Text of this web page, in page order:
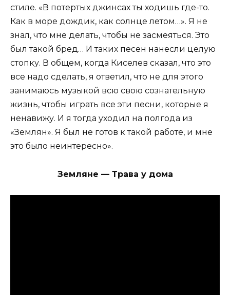
стиле. «В потертых джинсах ты ходишь где-то.
Как в море дождик, как солнце летом…». Я не
знал, что мне делать, чтобы не засмеяться. Это
был такой бред… И таких песен нанесли целую
стопку. В общем, когда Киселев сказал, что это
все надо сделать, я ответил, что не для этого
занимаюсь музыкой всю свою сознательную
жизнь, чтобы играть все эти песни, которые я
ненавижу. И я тогда уходил на полгода из
«Землян». Я был не готов к такой работе, и мне
это было неинтересно».
Земляне — Трава у дома